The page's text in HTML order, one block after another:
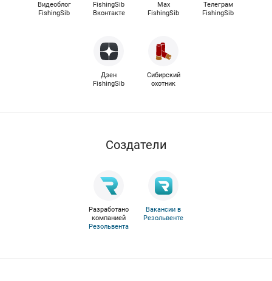
Видеоблог
FishingSib
FishingSib
Вконтакте
Max
FishingSib
Телеграм
FishingSib
Дзен
FishingSib
Сибирский
охотник
Cоздатели
Разработано
компанией
Резольвента
Вакансии в
Резольвенте